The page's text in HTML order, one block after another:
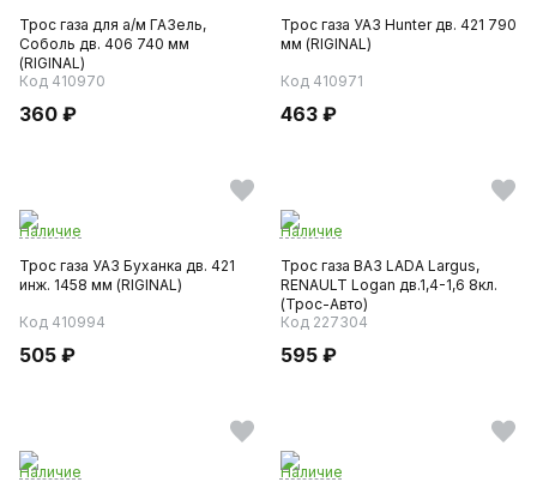
Трос газа для а/м ГАЗель,
Соболь дв. 406 740 мм
(RIGINAL)
Код 410970
360 ₽
Трос газа УАЗ Hunter дв. 421 790
мм (RIGINAL)
Код 410971
463 ₽
Наличие
Трос газа УАЗ Буханка дв. 421
инж. 1458 мм (RIGINAL)
Код 410994
505 ₽
Наличие
Трос газа ВАЗ LADA Largus,
RENAULT Logan дв.1,4-1,6 8кл.
(Трос-Авто)
Код 227304
595 ₽
Наличие
Наличие